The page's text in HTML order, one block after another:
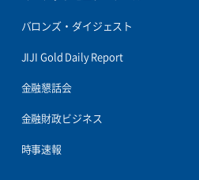
バロンズ・ダイジェスト
JIJI Gold Daily Report
金融懇話会
金融財政ビジネス
時事速報